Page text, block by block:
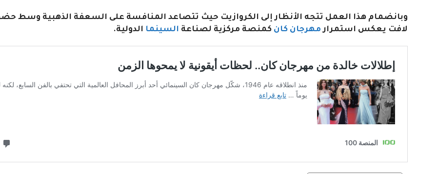
وبانضمام هذا العمل تتجه الأنظار إلى الكروازيت حيث تتصاعد المنافسة على السعفة الذهبية وسط
لافت يعكس استمرار مهرجان كان كمنصة مركزية لصناعة السينما الدولية.